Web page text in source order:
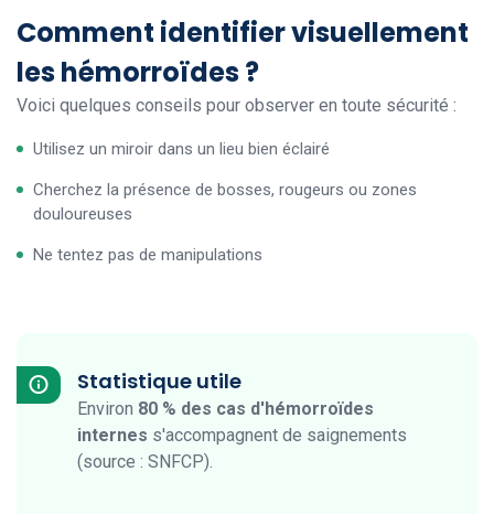
Comment identifier visuellement
les hémorroïdes ?
Voici quelques conseils pour observer en toute sécurité :
Utilisez un miroir dans un lieu bien éclairé
Cherchez la présence de bosses, rougeurs ou zones
douloureuses
Ne tentez pas de manipulations
Statistique utile
Environ 80 % des cas d'hémorroïdes
internes s'accompagnent de saignements
(source : SNFCP).